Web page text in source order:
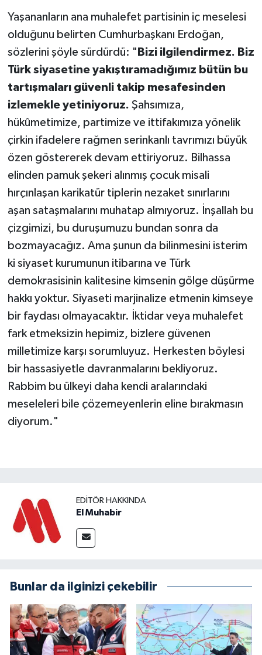
Yaşananların ana muhalefet partisinin iç meselesi
olduğunu belirten Cumhurbaşkanı Erdoğan,
sözlerini şöyle sürdürdü: " Bizi ilgilendirmez. Biz
Türk siyasetine yakıştıramadığımız bütün bu
tartışmaları güvenli takip mesafesinden
izlemekle yetiniyoruz. Şahsımıza,
hükûmetimize, partimize ve ittifakımıza yönelik
çirkin ifadelere rağmen serinkanlı tavrımızı büyük
özen göstererek devam ettiriyoruz. Bilhassa
elinden pamuk şekeri alınmış çocuk misali
hırçınlaşan karikatür tiplerin nezaket sınırlarını
aşan sataşmalarını muhatap almıyoruz. İnşallah bu
çizgimizi, bu duruşumuzu bundan sonra da
bozmayacağız. Ama şunun da bilinmesini isterim
ki siyaset kurumunun itibarına ve Türk
demokrasisinin kalitesine kimsenin gölge düşürme
hakkı yoktur. Siyaseti marjinalize etmenin kimseye
bir faydası olmayacaktır. İktidar veya muhalefet
fark etmeksizin hepimiz, bizlere güvenen
milletimize karşı sorumluyuz. Herkesten böylesi
bir hassasiyetle davranmalarını bekliyoruz.
Rabbim bu ülkeyi daha kendi aralarındaki
meseleleri bile çözemeyenlerin eline bırakmasın
diyorum."
EDITÖR HAKKINDA
El Muhabir
Bunlar da ilginizi çekebilir